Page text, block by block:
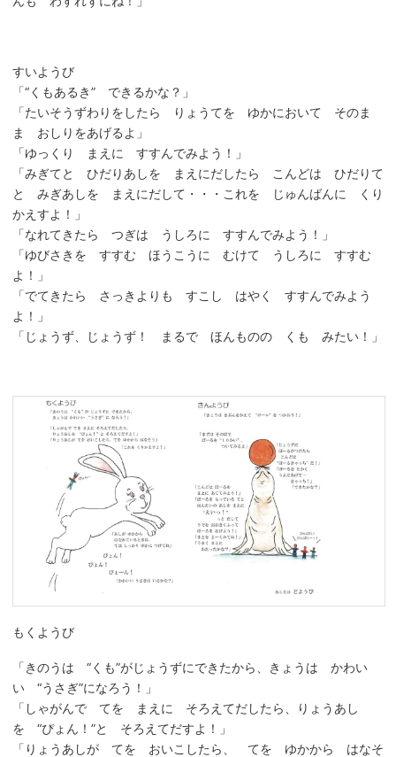
すいようび
「“くもあるき” できるかな？」
「たいそうずわりをしたら りょうてを ゆかにおいて そのま
ま おしりをあげるよ」
「ゆっくり まえに すすんでみよう！」
「みぎてと ひだりあしを まえにだしたら こんどは ひだりて
と みぎあしを まえにだして・・・これを じゅんばんに くり
かえすよ！」
「なれてきたら つぎは うしろに すすんでみよう！」
「ゆびさきを すすむ ほうこうに むけて うしろに すすむ
よ！」
「でてきたら さっきよりも すこし はやく すすんでみよう
よ！」
「じょうず、じょうず！ まるで ほんものの くも みたい！」
もくようび
「きのうは “くも”がじょうずにできたから、きょうは かわい
い “うさぎ”になろう！」
「しゃがんで てを まえに そろえてだしたら、りょうあし
を “ぴょん！”と そろえてだすよ！」
「りょうあしが てを おいこしたら、 てを ゆかから はなそ